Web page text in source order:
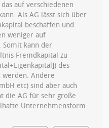
auf verschiedenen
Als AG lässt sich über
beschaffen und
weniger auf
Somit kann der
Fremdkapital zu
des
Andere
etc) sind aber auch
die AG für sehr große
Unternehmensform